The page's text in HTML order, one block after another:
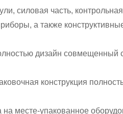
силовая часть, контрольная
а также
дизайн
конструкция
на месте-упакованное